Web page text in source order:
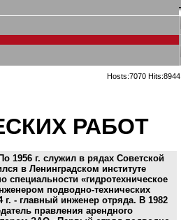
Hosts:7070 Hits:8944
РАБОТ
1956 г. служил в рядах Советской
в Ленинградском институте
специальности «гидротехническое
подводно-технических
- главный инженер отряда. В 1982
правления арендного